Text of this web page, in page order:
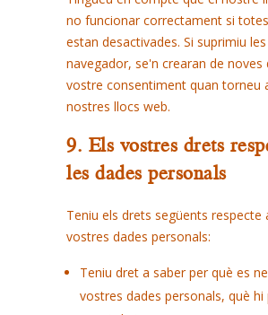
no funcionar correctament si
estan desactivades. Si suprimiu
navegador, se'n crearan de noves
vostre consentiment quan torneu
nostres llocs web.
9. Els vostres drets
les dades personals
Teniu els drets següents respecte
vostres dades personals:
Teniu dret a saber per què es
vostres dades personals, què hi